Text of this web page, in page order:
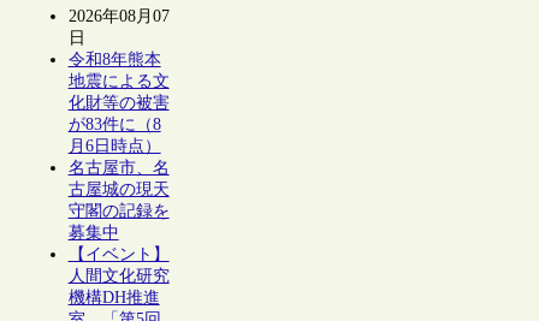
2026年08月07
日
令和8年熊本
地震による文
化財等の被害
が83件に（8
月6日時点）
名古屋市、名
古屋城の現天
守閣の記録を
募集中
【イベント】
人間文化研究
機構DH推進